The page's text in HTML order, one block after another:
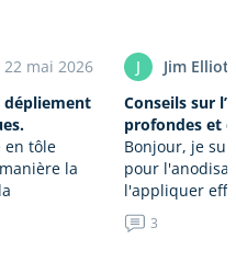
22 mai 2026
dépliement
en tôle
la
je déplie
J
Jim Elliot
Conseils sur
profondes et
Bonjour, je
pour
l'appliquer
mes
système
3